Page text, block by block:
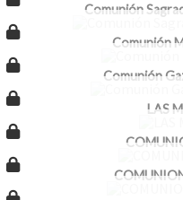
Comunión
Comunión
Comunión
LAS